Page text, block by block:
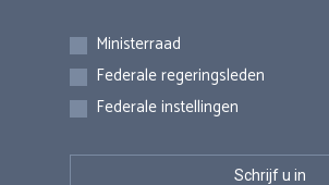
Inschrijvingen
Ministerraad
Federale regeringsleden
Federale instellingen